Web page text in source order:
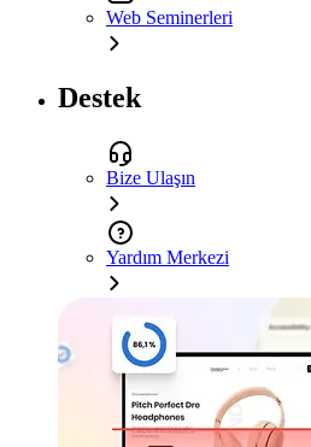
Web Seminerleri
Destek
Bize Ulaşın
Yardım Merkezi